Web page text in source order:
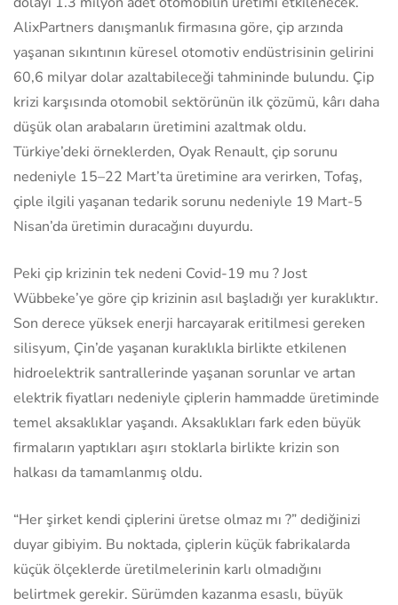
AlixPartners danışmanlık firmasına göre, çip arzında
yaşanan sıkıntının küresel otomotiv endüstrisinin gelirini
60,6 milyar dolar azaltabileceği tahmininde bulundu. Çip
krizi karşısında otomobil sektörünün ilk çözümü, kârı daha
düşük olan arabaların üretimini azaltmak oldu.
Türkiye’deki örneklerden, Oyak Renault, çip sorunu
nedeniyle 15–22 Mart’ta üretimine ara verirken, Tofaş,
çiple ilgili yaşanan tedarik sorunu nedeniyle 19 Mart-5
Nisan’da üretimin duracağını duyurdu.
Peki çip krizinin tek nedeni Covid-19 mu ? Jost
Wübbeke’ye göre çip krizinin asıl başladığı yer kuraklıktır.
Son derece yüksek enerji harcayarak eritilmesi gereken
silisyum, Çin’de yaşanan kuraklıkla birlikte etkilenen
hidroelektrik santrallerinde yaşanan sorunlar ve artan
elektrik fiyatları nedeniyle çiplerin hammadde üretiminde
temel aksaklıklar yaşandı. Aksaklıkları fark eden büyük
firmaların yaptıkları aşırı stoklarla birlikte krizin son
halkası da tamamlanmış oldu.
“Her şirket kendi çiplerini üretse olmaz mı ?” dediğinizi
duyar gibiyim. Bu noktada, çiplerin küçük fabrikalarda
küçük ölçeklerde üretilmelerinin karlı olmadığını
belirtmek gerekir. Sürümden kazanma esaslı, büyük